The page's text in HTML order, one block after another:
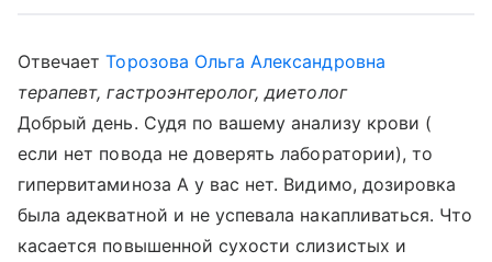
ОтвечаетТорозова Ольга Александровна
терапевт, гастроэнтеролог, диетолог
Добрый день. Судя по вашему анализу крови (
если нет повода не доверять лаборатории), то
гипервитаминоза А у вас нет. Видимо, дозировка
была адекватной и не успевала накапливаться. Что
касается повышенной сухости слизистых и